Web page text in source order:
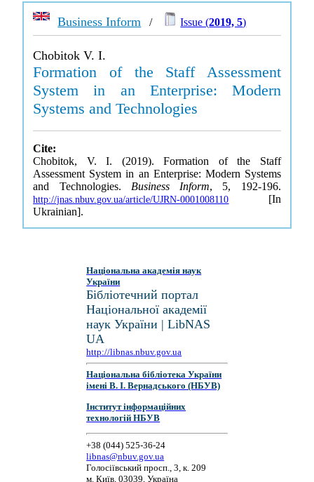
Business Inform / Issue (2019, 5)
Chobitok V. I.
Formation of the Staff Assessment
System in an Enterprise: Modern
Systems and Technologies
Cite:
Chobitok, V. I. (2019). Formation of the Staff
Assessment System in an Enterprise: Modern Systems
and Technologies. Business Inform, 5, 192-196.
http://jnas.nbuv.gov.ua/article/UJRN-0001008110 [In
Ukrainian].
Національна академія наук
України
Бібліотечний портал
Національної академії
наук України | LibNAS
UA
http://libnas.nbuv.gov.ua
Національна бібліотека України
імені В. І. Вернадського (НБУВ)
Інститут інформаційних
технологій НБУВ
+38 (044) 525-36-24
libnas@nbuv.gov.ua
Голосіївський просп., 3, к. 209
м. Київ, 03039, Україна